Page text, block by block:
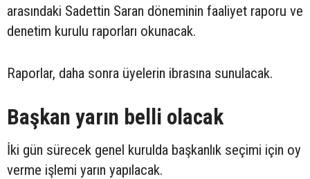
arasındaki Sadettin Saran döneminin faaliyet raporu ve
denetim kurulu raporları okunacak.
Raporlar, daha sonra üyelerin ibrasına sunulacak.
Başkan yarın belli olacak
İki gün sürecek genel kurulda başkanlık seçimi için oy
verme işlemi yarın yapılacak.